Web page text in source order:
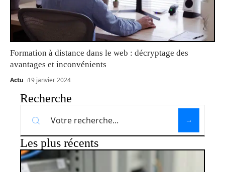
Formation à distance dans le web : décryptage des
avantages et inconvénients
Actu 19 janvier 2024
Recherche
Les plus récents